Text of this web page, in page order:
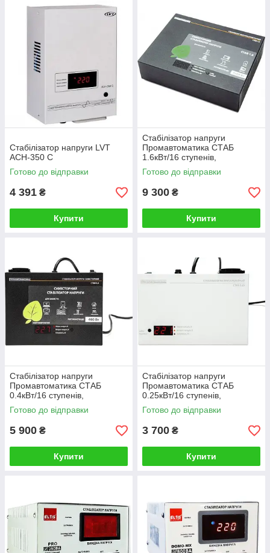
Стабілізатор напруги LVT
ACH-350 C
Готово до відправки
4 391 ₴
Купити
Стабілізатор напруги
Промавтоматика СТАБ
1.6кВт/16 ступенів,
симісторний
Готово до відправки
9 300 ₴
Купити
Стабілізатор напруги
Промавтоматика СТАБ
0.4кВт/16 ступенів,
симісторний
Готово до відправки
5 900 ₴
Купити
Стабілізатор напруги
Промавтоматика СТАБ
0.25кВт/16 ступенів,
релейний
Готово до відправки
3 700 ₴
Купити